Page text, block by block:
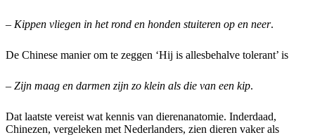
– Kippen vliegen in het rond en honden stuiteren op en neer.
De Chinese manier om te zeggen ‘Hij is allesbehalve tolerant’ is
– Zijn maag en darmen zijn zo klein als die van een kip.
Dat laatste vereist wat kennis van dierenanatomie. Inderdaad,
Chinezen, vergeleken met Nederlanders, zien dieren vaker als